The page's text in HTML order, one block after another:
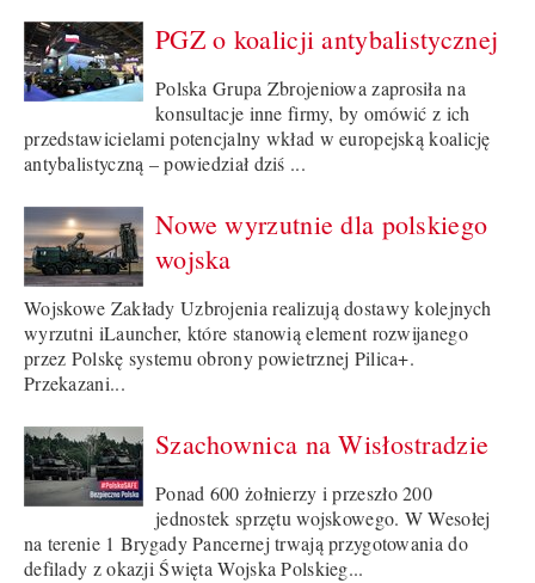
PGZ o koalicji antybalistycznej
Polska Grupa Zbrojeniowa zaprosiła na
konsultacje inne firmy, by omówić z ich
przedstawicielami potencjalny wkład w europejską koalicję
antybalistyczną – powiedział dziś ...
Nowe wyrzutnie dla polskiego
wojska
Wojskowe Zakłady Uzbrojenia realizują dostawy kolejnych
wyrzutni iLauncher, które stanowią element rozwijanego
przez Polskę systemu obrony powietrznej Pilica+.
Przekazani...
Szachownica na Wisłostradzie
Ponad 600 żołnierzy i przeszło 200
jednostek sprzętu wojskowego. W Wesołej
na terenie 1 Brygady Pancernej trwają przygotowania do
defilady z okazji Święta Wojska Polskieg...